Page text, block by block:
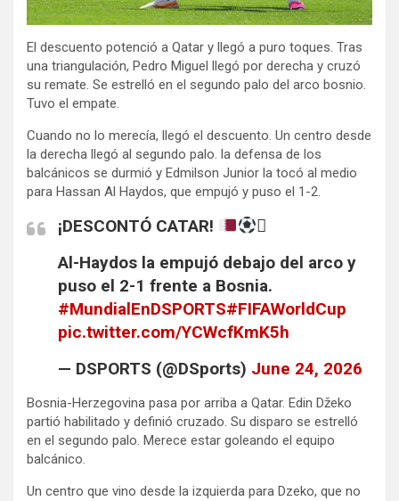
El descuento potenció a Qatar y llegó a puro toques. Tras
una triangulación, Pedro Miguel llegó por derecha y cruzó
su remate. Se estrelló en el segundo palo del arco bosnio.
Tuvo el empate.
Cuando no lo merecía, llegó el descuento. Un centro desde
la derecha llegó al segundo palo. la defensa de los
balcánicos se durmió y Edmilson Junior la tocó al medio
para Hassan Al Haydos, que empujó y puso el 1-2.
¡DESCONTÓ CATAR!

Al-Haydos la empujó debajo del arco y
puso el 2-1 frente a Bosnia.
#MundialEnDSPORTS#FIFAWorldCup
pic.twitter.com/YCWcfKmK5h
— DSPORTS (@DSports) June 24, 2026
Bosnia-Herzegovina pasa por arriba a Qatar. Edin Džeko
partió habilitado y definió cruzado. Su disparo se estrelló
en el segundo palo. Merece estar goleando el equipo
balcánico.
Un centro que vino desde la izquierda para Dzeko, que no